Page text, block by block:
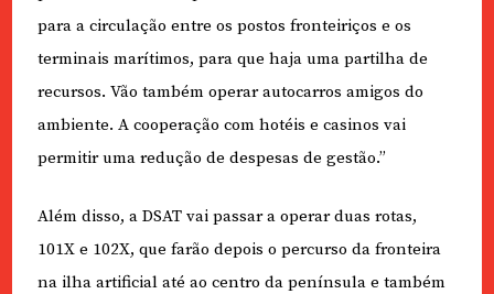
para a circulação entre os postos fronteiriços e os
terminais marítimos, para que haja uma partilha de
recursos. Vão também operar autocarros amigos do
ambiente. A cooperação com hotéis e casinos vai
permitir uma redução de despesas de gestão.”
Além disso, a DSAT vai passar a operar duas rotas,
101X e 102X, que farão depois o percurso da fronteira
na ilha artificial até ao centro da península e também